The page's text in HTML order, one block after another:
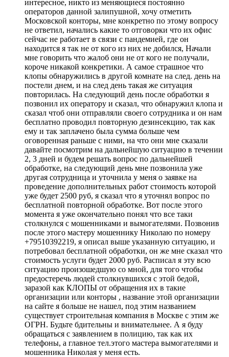
интересное, никто из меняющиеся постоянно
операторов данной залипушной, хочу отметить
Московской конторы, мне конкретно по этому вопросу
не ответил, начались какие то отговорки что их офис
сейчас не работает в связи с пандемией, где он
находится я так не от кого из них не добился, Начали
мне говорить что жалоб они не от кого не получали,
короче никакой конкретики. А самое страшное что
клопы обнаружились в другой комнате на след. день на
постели днем, и на след день такая же ситуация
повторилась. На следующий день после обработки я
позвонил их оператору и сказал, что обнаружил клопа и
сказал чтоб они отправляли своего сотрудника и он нам
бесплатно проводил повторную дезинсекцию, так как
ему и так заплачено была сумма больше чем
оговоренная раньше с ними, на что они мне сказали
давайте посмотрим на дальнейшую ситуацию в течении
2, 3 дней и будем решать вопрос по дальнейшей
обработке, на следующий день мне позвонила уже
другая сотрудница и уточнила у меня о заявке на
проведение дополнительных работ стоимость которой
уже будет 2500 руб, я сказал что я уточнял вопрос по
бесплатной повторной обработке. Вот после этого
момента я уже окончательно понял что все таки
столкнулся с мошенниками и вымогателями. Позвонив
после этого мастеру мошеннику Николаю по номеру
+79510392219, я описал выше указанную ситуацию, и
потребовал бесплатной обработки, он же мне сказал что
стоимость услуги будет 2000 руб. Расписал я эту всю
ситуацию произошедшую со мной, для того чтобы
предостеречь людей столкнувшихся с этой бедой,
заразой как КЛОПЫ от обращения их в такие
организации или конторы , название этой организации
на сайте я больше не нашел, под этим названием
существует строительная компания в Москве с этим же
ОГРН. Будьте бдительны и внимательнее. А я буду
обращаться с заявлением в полицию, так как их
телефоны, а главное тел.этого мастера вымогателями и
мошенника Николая у меня есть.